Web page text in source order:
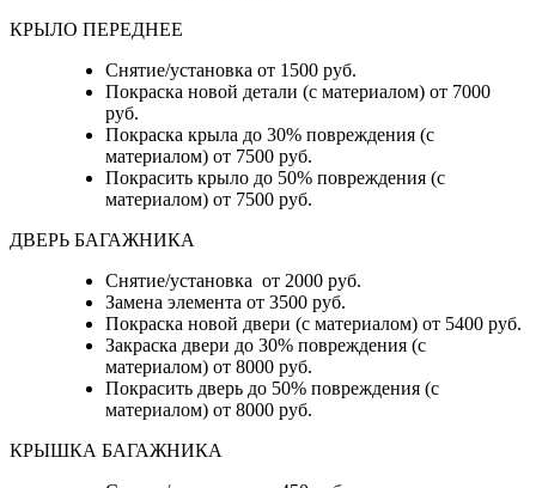
КРЫЛО ПЕРЕДНЕЕ
Снятие/установка от 1500 руб.
Покраска новой детали (с материалом) от 7000
руб.
Покраска крыла до 30% повреждения (с
материалом) от 7500 руб.
Покрасить крыло до 50% повреждения (с
материалом) от 7500 руб.
ДВЕРЬ БАГАЖНИКА
Снятие/установка от 2000 руб.
Замена элемента от 3500 руб.
Покраска новой двери (с материалом) от 5400 руб.
Закраска двери до 30% повреждения (с
материалом) от 8000 руб.
Покрасить дверь до 50% повреждения (с
материалом) от 8000 руб.
КРЫШКА БАГАЖНИКА